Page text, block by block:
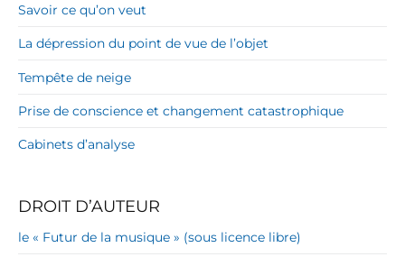
Savoir ce qu’on veut
La dépression du point de vue de l’objet
Tempête de neige
Prise de conscience et changement catastrophique
Cabinets d’analyse
DROIT D’AUTEUR
le « Futur de la musique » (sous licence libre)